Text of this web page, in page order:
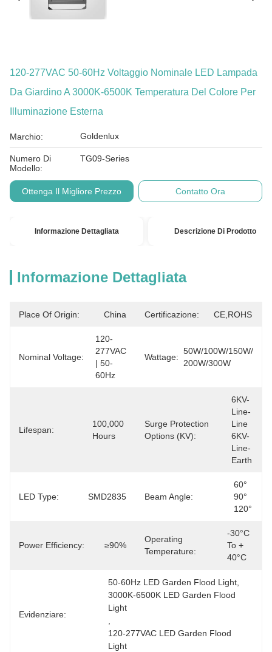
120-277VAC 50-60Hz Voltaggio Nominale LED Lampada
Da Giardino A 3000K-6500K Temperatura Del Colore Per
Illuminazione Esterna
Marchio: Goldenlux
Numero Di
Modello:
TG09-Series
Ottenga Il Migliore Prezzo Contatto Ora
Informazione Dettagliata Descrizione Di Prodotto
Informazione Dettagliata
Place Of Origin: China Certificazione: CE,ROHS
Nominal Voltage:
120-
277VAC
| 50-
60Hz
Wattage:
50W/100W/150W/
200W/300W
Lifespan:
100,000
Hours
Surge Protection
Options (kV):
6KV-
Line-
Line
6KV-
Line-
Earth
LED Type: SMD2835 Beam Angle:
60°
90°
120°
Power Efficiency: ≥90%
Operating
Temperature:
-30°C
To +
40°C
Evidenziare:
50-60Hz LED Garden Flood Light
3000K-6500K LED Garden Flood
Light
120-277VAC LED Garden Flood
Light